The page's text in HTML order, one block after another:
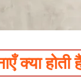
क्या होती